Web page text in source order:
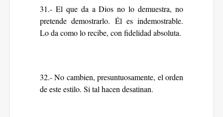
31.- El que da a Dios no lo demuestra, no
pretende demostrarlo. Él es indemostrable.
Lo da como lo recibe, con fidelidad absoluta.
32.- No cambien, presuntuosamente, el orden
de este estilo. Si tal hacen desatinan.